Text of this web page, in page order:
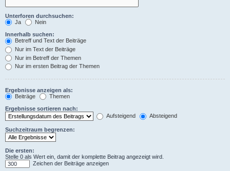
Unterforen durchsuchen:
Ja
Nein
Innerhalb suchen:
Betreff und Text der Beiträge
Nur im Text der Beiträge
Nur im Betreff der Themen
Nur im ersten Beitrag der Themen
Ergebnisse anzeigen als:
Beiträge
Themen
Ergebnisse sortieren nach:
Aufsteigend
Absteigend
Suchzeitraum begrenzen:
Die ersten:
Stelle 0 als Wert ein, damit der komplette Beitrag angezeigt wird.
Zeichen der Beiträge anzeigen